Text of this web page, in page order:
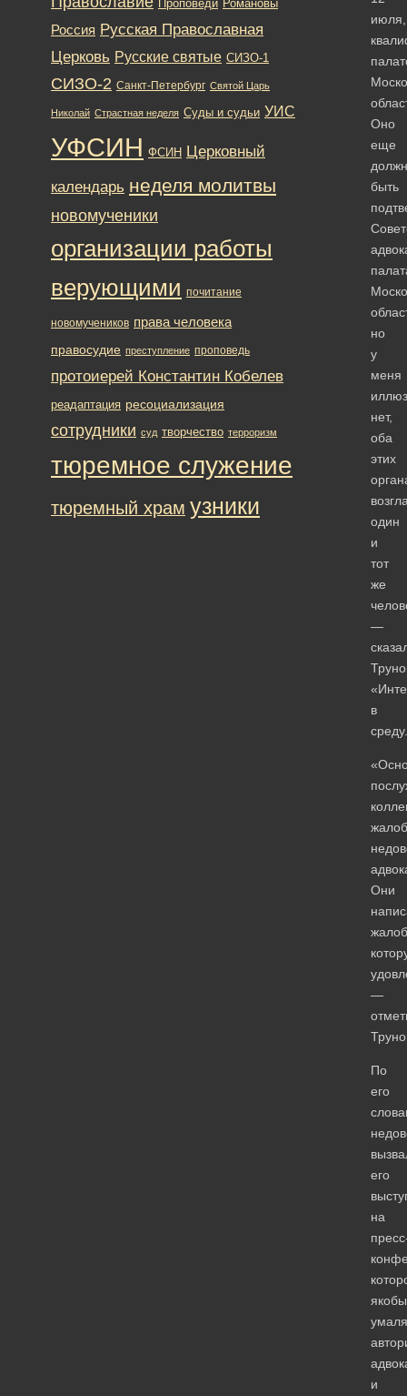
июля,
Оно
еще
быть
но
у
меня
нет,
оба
этих
один
и
тот
же
—
в
среду.
Они
—
По
его
его
на
якобы
и
Проповеди Романовы
Россия Русская Православная
Церковь Русские святые СИЗО-1
СИЗО-2 Санкт-Петербург Святой Царь
Николай Страстная неделя Суды и судьи УИС
УФСИН ФСИН Церковный
календарь неделя молитвы
новомученики
организации работы
верующими почитание
новомучеников права человека
правосудие преступление проповедь
протоиерей Константин Кобелев
реадаптация ресоциализация
сотрудники суд творчество терроризм
тюремное служение
тюремный храм узники